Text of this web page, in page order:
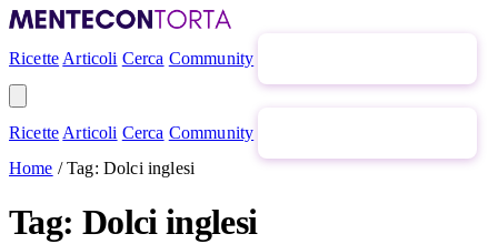
Ricette Articoli Cerca Community
Ricette Articoli Cerca Community
Home / Tag: Dolci inglesi
Tag: Dolci inglesi